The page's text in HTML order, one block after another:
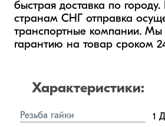
быстрая доставка по
странам СНГ отправка
транспортные компании. Мы
гарантию на товар сроком
Характеристики:
Резьба гайки 1